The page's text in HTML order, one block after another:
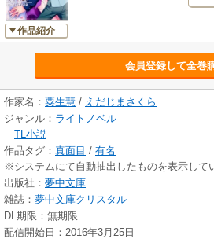
作品紹介
会員登録して全巻
作家名： 粟生慧 / えだじまさくら
ジャンル： ライトノベル
TL小説
作品タグ： 真面目 / 有名
※システムにて自動抽出したものを表示して
出版社： 夢中文庫
雑誌： 夢中文庫クリスタル
DL期限：無期限
配信開始日：2016年3月25日